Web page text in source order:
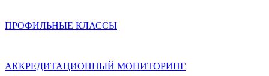
ПРОФИЛЬНЫЕ КЛАССЫ
АККРЕДИТАЦИОННЫЙ МОНИТОРИНГ